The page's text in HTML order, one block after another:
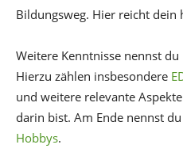
Bildungsweg. Hier reicht dein
Weitere Kenntnisse nennst
Hierzu zählen insbesondere
und weitere relevante
darin bist. Am Ende nennst
Hobbys.